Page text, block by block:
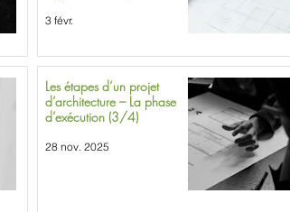
3 févr.
Les étapes d’un projet
d’architecture – La phase
d’exécution (3/4)
28 nov. 2025